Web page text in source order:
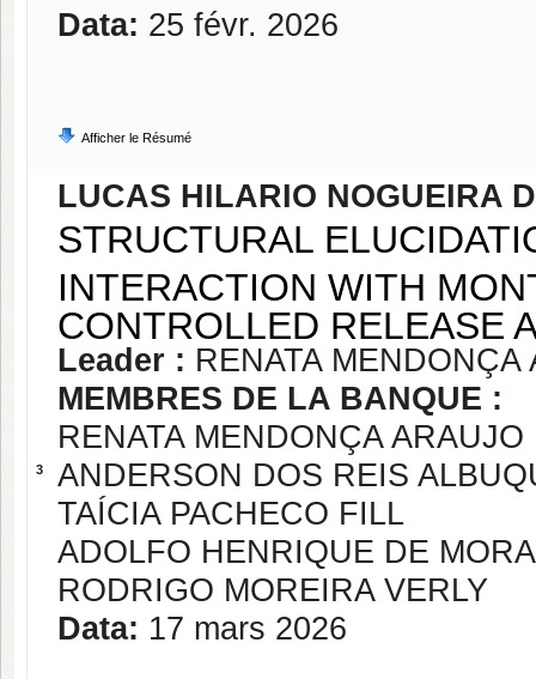
Data: 25 févr. 2026
Afficher le Résumé
3
LUCAS HILARIO NOGUEIRA
STRUCTURAL
INTERACTION WITH
CONTROLLED RELEASE
Leader : RENATA MENDONÇA
MEMBRES DE LA BANQUE :
RENATA MENDONÇA ARAUJO
ANDERSON DOS REIS
TAÍCIA PACHECO FILL
ADOLFO HENRIQUE DE
RODRIGO MOREIRA VERLY
Data: 17 mars 2026